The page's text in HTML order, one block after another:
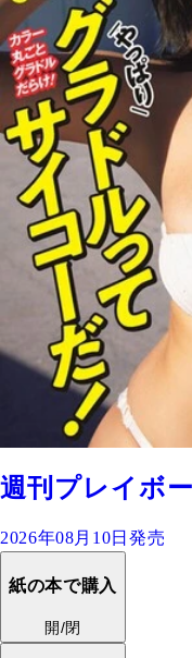
週刊プレイボ
2026年08月10日発売
紙の本で購入
開/閉